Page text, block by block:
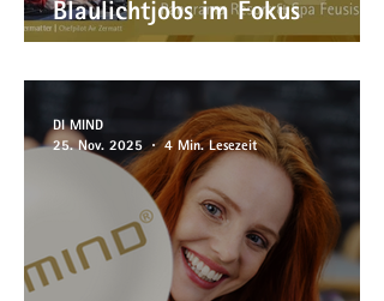
Blaulichtjobs im Fokus
DI MIND
25. Nov. 2025
4 Min. Lesezeit